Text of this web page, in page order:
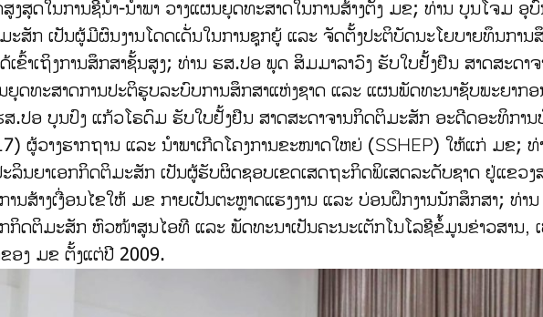
ສຸດໃນການຊີ້ນຳ-ນຳພາ ວາງແຜນຍຸດທະສາດໃນການສ້າງຕັ້ງ ມຂ; ທ່ານ ບຸນໂຈມ ອຸ
ະສັກ ເປັນຜູ້ມີຜົນງານໂດດເດັ່ນໃນການຊຸກຍູ້ ແລະ ຈັດຕັ້ງປະຕິບັດນະໂຍບາຍທຶນການ
ຂົ້າເຖິງການສຶກສາຊັ້ນສູງ; ທ່ານ ຮສ.ປອ ພຸດ ສິມມາລາວົງ ຮັບໃບຢັ້ງຢືນ ສາດສະດາຈ
ດທະສາດການປະຕິຮູບລະບົບການສຶກສາແຫ່ງຊາດ ແລະ ແຜນພັດທະນາຊັບພະຍາກອ
ສ.ປອ ບຸນປົງ ແກ້ວໂຣດົມ ຮັບໃບຢັ້ງຢືນ ສາດສະດາຈານກິດຕິມະສັກ ອະດີດອະທິການ
ຜູ້ວາງຮາກຖານ ແລະ ນຳພາເກີດໂຄງການຂະໜາດໃຫຍ່ (SSHEP) ໃຫ້ແກ່ ມຂ; ທ່
ລິນຍາເອກກິດຕິມະສັກ ເປັນຜູ້ຮັບຜິດຊອບເຂດເສດຖະກິດພິເສດລະດັບຊາດ ຢູ່ແຂວ
ານສ້າງເງື່ອນໄຂໃຫ້ ມຂ ກາຍເປັນຕະຫຼາດແຮງງານ ແລະ ບ່ອນຝຶກງານນັກສຶກສາ; ທ່
ກິດຕິມະສັກ ຫົວໜ້າສູນໄອທີ ແລະ ພັດທະນາເປັນຄະນະເຕັກໂນໂລຊີຂໍ້ມູນຂ່າວສານ,
ອງ ມຂ ຕັ້ງແຕ່ປີ 2009.